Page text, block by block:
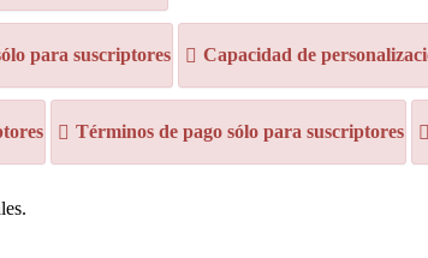
para suscriptores Capacidad de
Términos de pago sólo para suscriptores